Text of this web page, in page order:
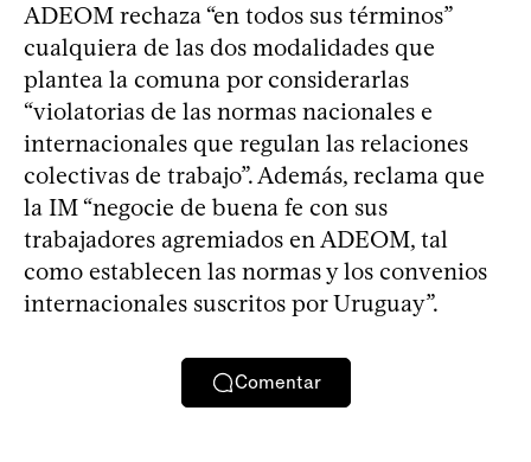
ADEOM rechaza “en todos sus términos”
cualquiera de las dos modalidades que
plantea la comuna por considerarlas
“violatorias de las normas nacionales e
internacionales que regulan las relaciones
colectivas de trabajo”. Además, reclama que
la IM “negocie de buena fe con sus
trabajadores agremiados en ADEOM, tal
como establecen las normas y los convenios
internacionales suscritos por Uruguay”.
Comentar